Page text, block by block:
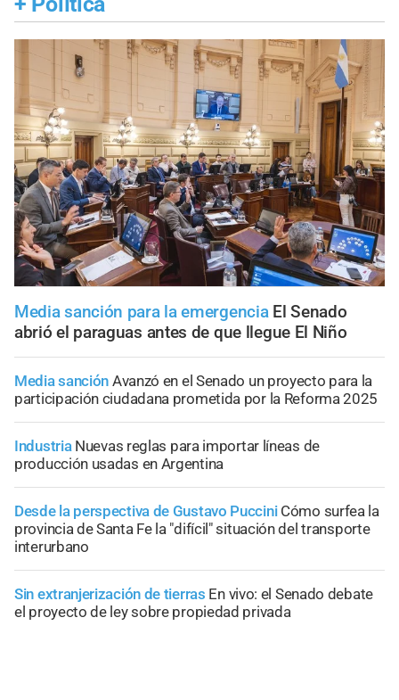
Media sanción para la emergencia El Senado
abrió el paraguas antes de que llegue El Niño
Media sanción Avanzó en el Senado un proyecto para la
participación ciudadana prometida por la Reforma 2025
Industria Nuevas reglas para importar líneas de
producción usadas en Argentina
Desde la perspectiva de Gustavo Puccini Cómo surfea la
provincia de Santa Fe la "difícil" situación del transporte
interurbano
Sin extranjerización de tierras En vivo: el Senado debate
el proyecto de ley sobre propiedad privada